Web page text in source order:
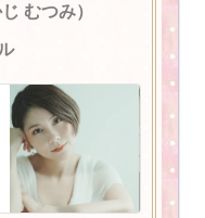
むつみ）